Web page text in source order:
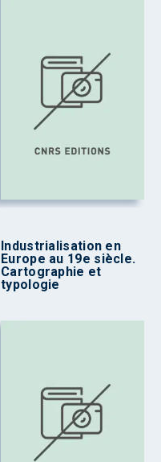
Industrialisation en
Europe au 19e siècle.
Cartographie et
typologie